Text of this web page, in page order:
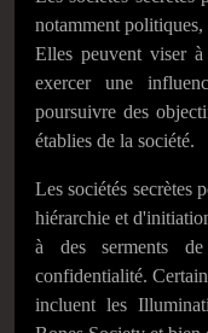
notamment
Elles peuvent viser
exercer une
poursuivre des
établies de la société.
Les sociétés secrètes
hiérarchie et
à des serments
confidentialité.
incluent les